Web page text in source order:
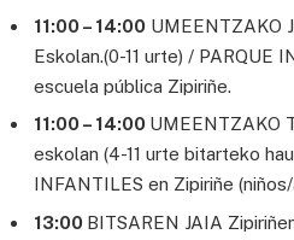
11:00 – 14:00 UMEENTZAKO
Eskolan.(0-11 urte) / PARQUE
escuela pública Zipiriñe.
11:00 – 14:00 UMEENTZAKO
eskolan (4-11 urte bitarteko
INFANTILES en Zipiriñe (niños/
13:00 BITSAREN JAIA